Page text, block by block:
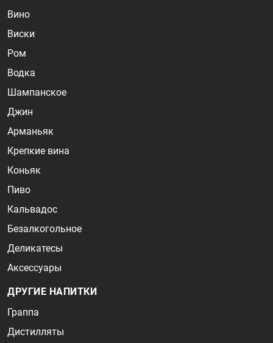
Вино
Виски
Ром
Водка
Шампанское
Джин
Арманьяк
Крепкие вина
Коньяк
Пиво
Кальвадос
Безалкогольное
Деликатесы
Аксессуары
ДРУГИЕ НАПИТКИ
Граппа
Дистилляты